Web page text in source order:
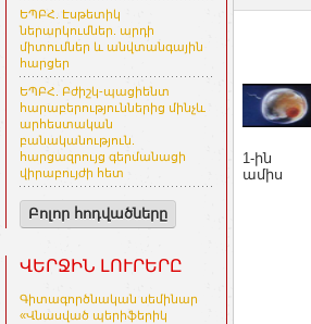
ԵՊԲՀ. Էսթետիկ
ներարկումներ. արդի
միտումներ և անվտանգային
հարցեր
ԵՊԲՀ. Բժիշկ-պացիենտ
հարաբերություններից մինչև
արհեստական
բանականություն.
հարցազրույց գերմանացի
վիրաբույժի հետ
Բոլոր հոդվածները
ՎԵՐՋԻՆ ԼՈՒՐԵՐԸ
Գիտագործնական սեմինար
«Վնասված պերիֆերիկ
1-ին
ամիս